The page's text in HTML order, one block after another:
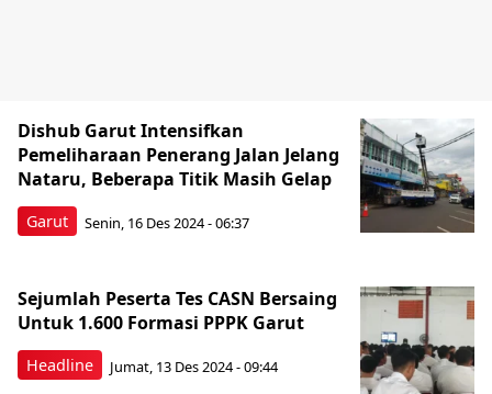
Garut
Dishub Garut Intensifkan
Pemeliharaan Penerang Jalan Jelang
Nataru, Beberapa Titik Masih Gelap
Senin, 16 Des 2024 - 06:37
Headline
Sejumlah Peserta Tes CASN Bersaing
Untuk 1.600 Formasi PPPK Garut
Jumat, 13 Des 2024 - 09:44